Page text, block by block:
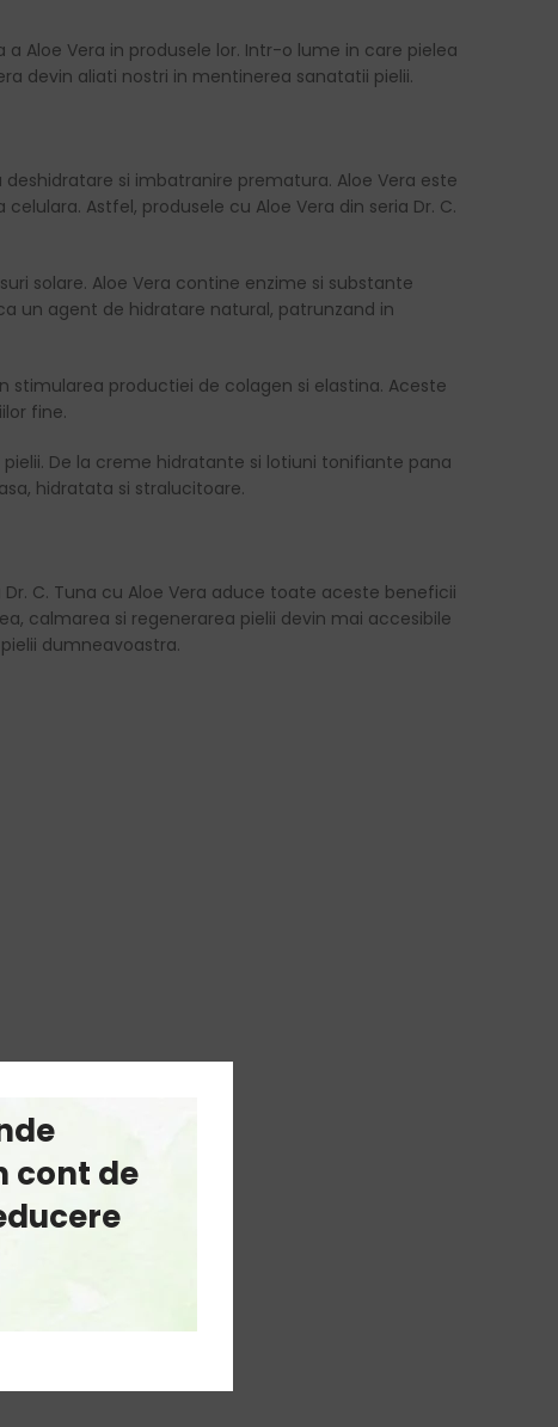
cont de
Aloe Vera in produsele lor. Intr-o lume in care pielea
devin aliati nostri in mentinerea sanatatii pielii.
si imbatranire prematura. Aloe Vera este
Astfel, produsele cu Aloe Vera din seria Dr. C.
solare. Aloe Vera contine enzime si substante
un agent de hidratare natural, patrunzand in
stimularea productiei de colagen si elastina. Aceste
fine.
De la creme hidratante si lotiuni tonifiante pana
hidratata si stralucitoare.
C. Tuna cu Aloe Vera aduce toate aceste beneficii
calmarea si regenerarea pielii devin mai accesibile
dumneavoastra.